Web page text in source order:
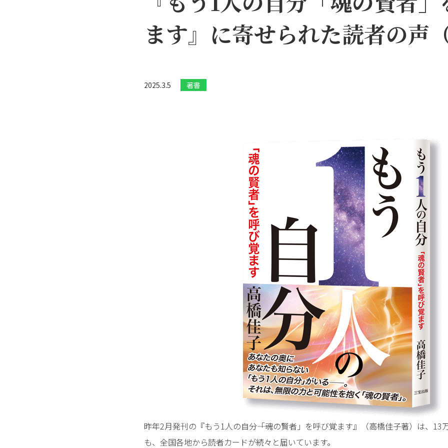
ます』に寄せられた読者の声（
2025.3.5 著書
昨年2月発刊の『もう1人の自分――「魂の賢者」を呼び覚ます』（高橋佳子著）は、13
も、全国各地から読者カードが続々と届いています。